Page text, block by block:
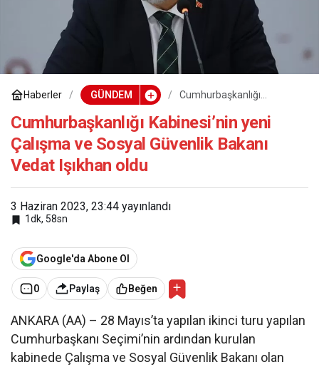
Haberler GÜNDEM
Cumhurbaşkanlığı
ve Sosyal Güvenlik Bakanı
Vedat Işıkhan oldu
Cumhurbaşkanlığı Kabinesi’nin yeni
Çalışma ve Sosyal Güvenlik Bakanı
Vedat Işıkhan oldu
3 Haziran 2023, 23:44 yayınlandı
1dk, 58sn
Google'da Abone Ol
0 Paylaş Beğen
ANKARA (AA) – 28 Mayıs’ta yapılan ikinci turu yapılan
Cumhurbaşkanı Seçimi’nin ardından kurulan
kabinede Çalışma ve Sosyal Güvenlik Bakanı olan